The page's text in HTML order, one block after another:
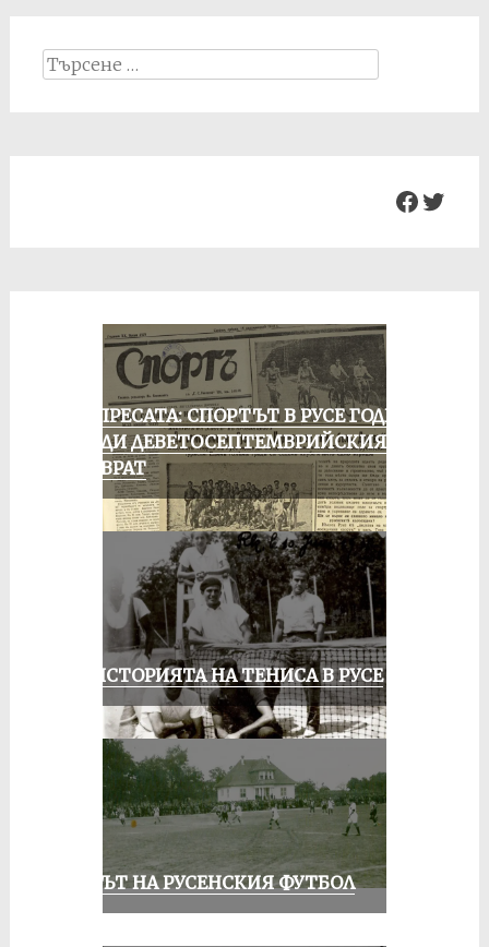
Search
ОТ ПРЕСАТА: СПОРТЪТ В РУСЕ ГОДИНА
ПРЕДИ ДЕВЕТОСЕПТЕМВРИЙСКИЯ
ПРЕВРАТ
ЗА ИСТОРИЯТА НА ТЕНИСА В РУСЕ
ВЕКЪТ НА РУСЕНСКИЯ ФУТБОЛ